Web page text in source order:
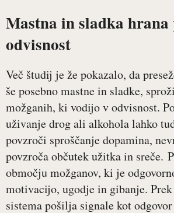
Mastna in sladka hrana
odvisnost
Več študij je že pokazalo, da
še posebno mastne in sladke,
možganih, ki vodijo v odvisnost.
uživanje drog ali alkohola lahko
povzroči sproščanje dopamina,
povzroča občutek užitka in sreče.
območju možganov, ki je
motivacijo, ugodje in gibanje.
sistema pošilja signale kot